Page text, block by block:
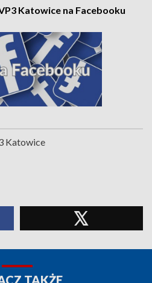
Katowice na Facebooku
Katowice
TAKŻE